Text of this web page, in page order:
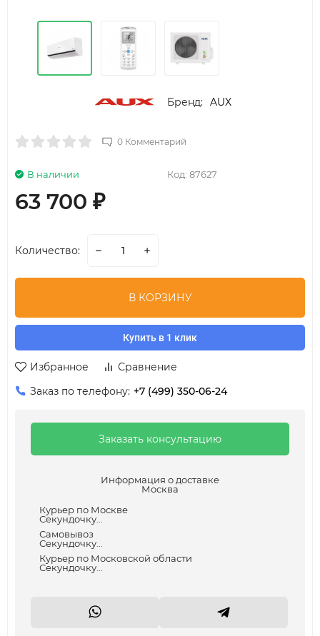
Бренд: AUX
0 Комментарий
Код: 87627
В наличии
63 700 ₽
Количество:
В КОРЗИНУ
Купить в 1 клик
Избранное
Сравнение
Заказ по телефону: +7 (499) 350-06-24
Заказать консультацию
Информация о доставке
Москва
Курьер по Москве
Секундочку...
Самовывоз
Секундочку...
Курьер по Московской области
Секундочку...